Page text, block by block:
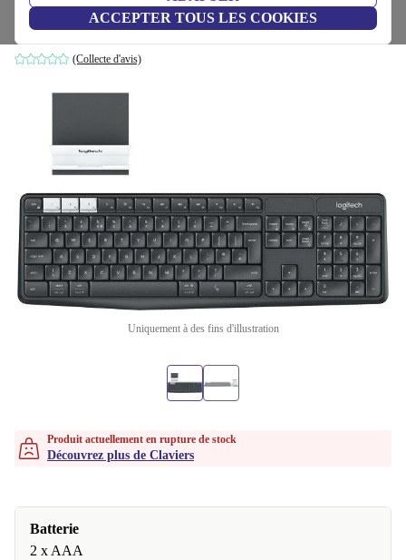
ACCEPTER TOUS LES COOKIES
Noir | US
(Collecte d'avis)
Uniquement à des fins d'illustration
Produit actuellement en rupture de stock
Découvrez plus de Claviers
Batterie
2 x AAA